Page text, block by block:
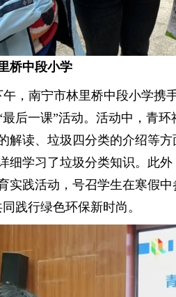
桥中段小学
午，南宁市林里桥中段小学携
后一课”活动。活动中，青环
解读、垃圾四分类的介绍等
细学习了垃圾分类知识。此
实践活动，号召学生在寒假
同践行绿色环保新时尚。